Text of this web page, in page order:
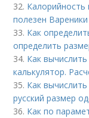
32. Калорийность
полезен
33. Как
определить
34. Как
калькулятор.
35. Как
русский размер
36. Как по